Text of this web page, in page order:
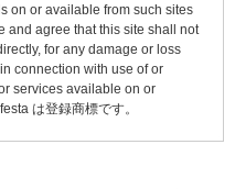
on or available from such sites
and agree that this site shall not
for any damage or loss
connection with use of or
services available on or
は登録商標です。